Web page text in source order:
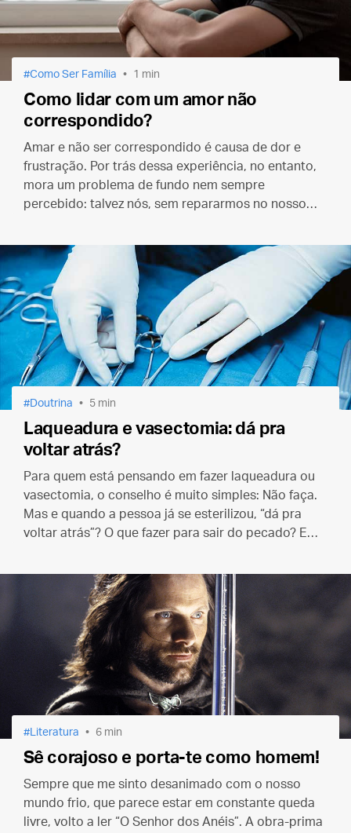
Como Ser Família 1 min
Como lidar com um amor não
correspondido?
Amar e não ser correspondido é causa de dor e
frustração. Por trás dessa experiência, no entanto,
mora um problema de fundo nem sempre
percebido: talvez nós, sem repararmos no nosso
Doutrina 5 min
Laqueadura e vasectomia: dá pra
voltar atrás?
Para quem está pensando em fazer laqueadura ou
vasectomia, o conselho é muito simples: Não faça.
Mas e quando a pessoa já se esterilizou, “dá pra
voltar atrás”? O que fazer para sair do pecado? E
Literatura 6 min
Sê corajoso e porta-te como homem!
Sempre que me sinto desanimado com o nosso
mundo frio, que parece estar em constante queda
livre, volto a ler “O Senhor dos Anéis”. A obra-prima